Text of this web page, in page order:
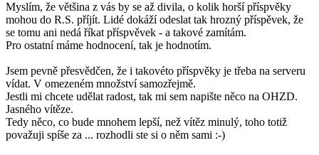
Myslím, že většina z vás by se až divila, o kolik horší příspvěky
mohou do R.S. příjít. Lidé dokáží odeslat tak hrozný příspěvek, že
se tomu ani nedá říkat příspvěvek - a takové zamítám.
Pro ostatní máme hodnocení, tak je hodnotím.
Jsem pevně přesvědčen, že i takovéto příspvěky je třeba na serveru
vídat. V omezeném množství samozřejmě.
Jestli mi chcete udělat radost, tak mi sem napište něco na OHZD.
Jasného vítěze.
Tedy něco, co bude mnohem lepší, než vítěz minulý, toho totiž
považuji spíše za ... rozhodli ste si o něm sami :-)